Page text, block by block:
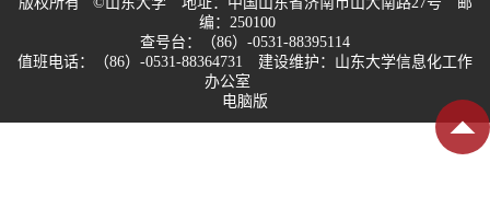
编：250100
查号台：（86）-0531-88395114
值班电话：（86）-0531-88364731 建设维护：山东大学信息化工作
办公室
电脑版